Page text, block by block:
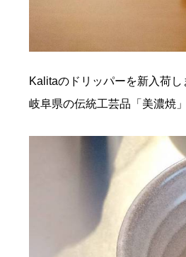
Kalitaのドリッパーを新入荷し
岐阜県の伝統工芸品「美濃焼